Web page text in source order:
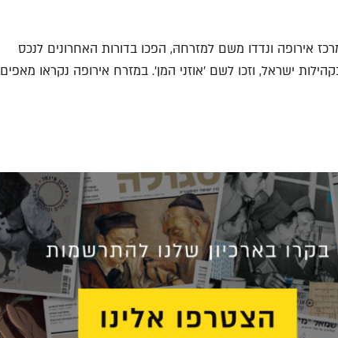
אירופה ונדדו משם למזרחהּ, הפכו בדורות האחרונים לנכס
ישראל, וזכו לשם 'אוזני המן'. במזרח אירופה נקראו מאפים